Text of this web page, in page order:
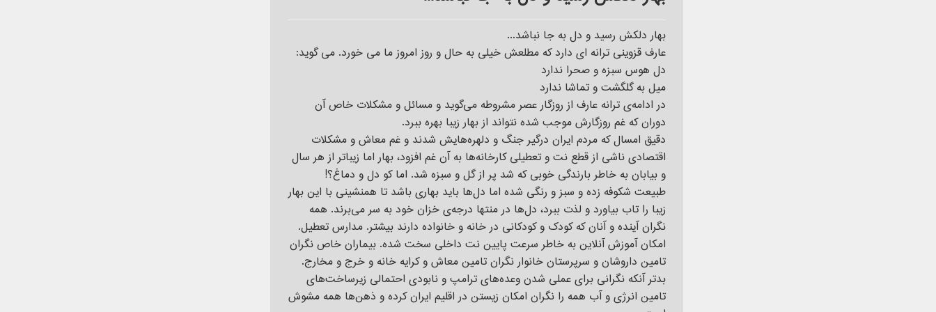
بهار دلکش رسید و دل به جا نباشد...
عارف قزوینی ترانه ای دارد که مطلعش خیلی به حال و روز امروز ما می خورد. می گوید:
دل هوس سبزه و صحرا ندارد
میل به گلگشت و تماشا ندارد
در ادامه‌ی ترانه عارف از روزگار عصر مشروطه می‌گوید و مسائل و مشکلات خاص آن
دوران که غم روزگارش موجب شده نتواند از بهار زیبا بهره ببرد.
دقیق امسال که مردم ایران درگیر جنگ و دلهره‌هایش شدند و غم معاش و مشکلات
اقتصادی ناشی از قطع نت و تعطیلی کارخانه‌ها به آن غم افزود، بهار اما زیباتر از هر سال
و بیابان به خاطر بارندگی خوبی که شد پر از گل و سبزه شد. اما کو دل و دماغ؟!
طبیعت شکوفه زده و سبز و رنگی شده اما دل‌ها باید بهاری باشد تا همنشینی با این بهار
زیبا را تاب بیاورد و لذت ببرد، دل‌ها در منتها درجه‌ی خزان خود به سر می‌برند. همه
نگران آینده و آنان که کودک و کودکانی در خانه و خانواده دارند بیشتر. مدارس تعطیل.
امکان آموزش آنلاین به خاطر سرعت پایین نت داخلی سخت شده. بیماران خاص نگران
تامین داروشان و سرپرستان خانوار نگران تامین معاش و کرایه خانه و خرج و مخارج.
بدتر آنکه نگرانی برای عملی شدن وعده‌های ترامپ و نابودی احتمالی زیرساخت‌های
تامین انرژی و آب همه را نگران امکان زیستن در اقلیم ایران کرده و ذهن‌ها همه مشوش